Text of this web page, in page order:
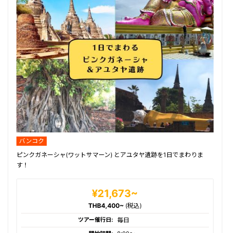
バンコク
ピンクガネーシャ(ワットサマーン) とアユタヤ遺跡を1日でまわりま
す！
¥21,673~
THB4,400~ (税込)
ツアー催行日: 毎日